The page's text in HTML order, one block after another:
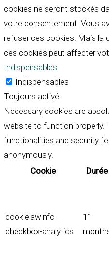
cookies ne seront stockés
votre consentement. Vous
refuser ces cookies. Mais la
ces cookies peut affecter
Indispensables
Indispensables
Toujours activé
Necessary cookies are
website to function properly.
functionalities and security
anonymously.
Cookie
Durée
cookielawinfo-
checkbox-analytics
11